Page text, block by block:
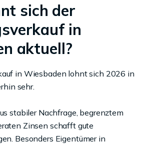
sich der
in
aktuell?
in Wiesbaden lohnt sich 2026 in
sehr.
stabiler Nachfrage, begrenztem
Zinsen schafft gute
Besonders Eigentümer in